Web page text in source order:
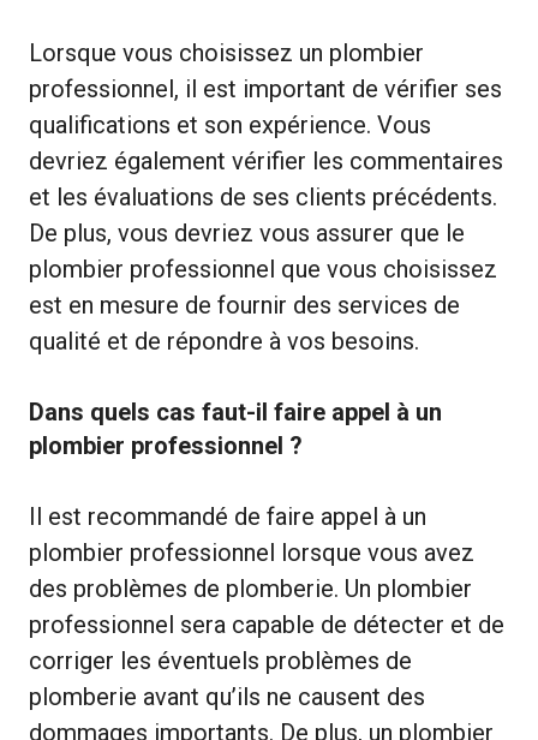
Lorsque vous choisissez un plombier
professionnel, il est important de vérifier ses
qualifications et son expérience. Vous
devriez également vérifier les commentaires
et les évaluations de ses clients précédents.
De plus, vous devriez vous assurer que le
plombier professionnel que vous choisissez
est en mesure de fournir des services de
qualité et de répondre à vos besoins.
Dans quels cas faut-il faire appel à un
plombier professionnel ?
Il est recommandé de faire appel à un
plombier professionnel lorsque vous avez
des problèmes de plomberie. Un plombier
professionnel sera capable de détecter et de
corriger les éventuels problèmes de
plomberie avant qu’ils ne causent des
dommages importants. De plus, un plombier